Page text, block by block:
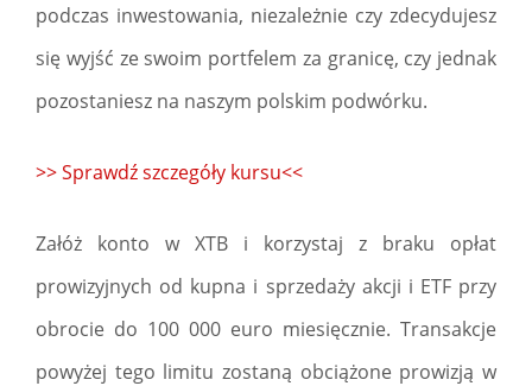
podczas inwestowania, niezależnie czy zdecydujesz
się wyjść ze swoim portfelem za granicę, czy jednak
pozostaniesz na naszym polskim podwórku.
>> Sprawdź szczegóły kursu<<
Załóż konto w XTB i korzystaj z braku opłat
prowizyjnych od kupna i sprzedaży akcji i ETF przy
obrocie do 100 000 euro miesięcznie. Transakcje
powyżej tego limitu zostaną obciążone prowizją w